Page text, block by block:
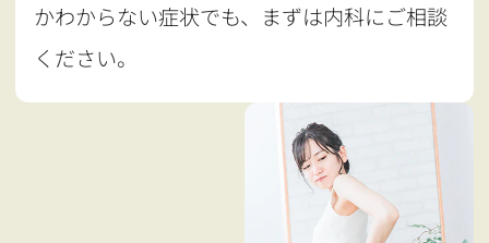
かわからない症状でも、まずは内科にご相談
ください。